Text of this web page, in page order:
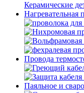
Керамические
Нагревательная
Провода
Паяльное и